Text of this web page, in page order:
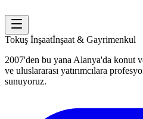
Tokuş İnşaatİnşaat & Gayrimenkul
2007'den bu yana Alanya'da konut
ve uluslararası yatırımcılara
sunuyoruz.